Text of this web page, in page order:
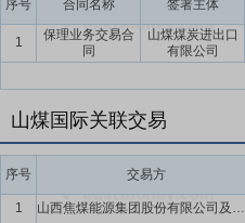
序号 合同名称 签署主体
1
保理业务交易合
同
山煤煤炭进出口
有限公司
山煤国际关联交易
序号 交易方
1 山西焦煤能源集团股份有限公司及其子公司